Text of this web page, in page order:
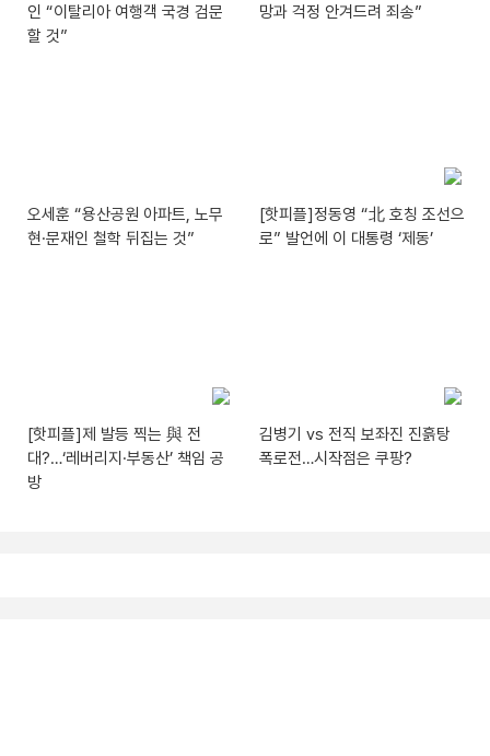
인 “이탈리아 여행객 국경 검문
할 것”
망과 걱정 안겨드려 죄송”
오세훈 “용산공원 아파트, 노무
현·문재인 철학 뒤집는 것”
[핫피플]정동영 “北 호칭 조선으
로” 발언에 이 대통령 ‘제동’
[핫피플]제 발등 찍는 與 전
대?…‘레버리지·부동산’ 책임 공
방
김병기 vs 전직 보좌진 진흙탕
폭로전…시작점은 쿠팡?